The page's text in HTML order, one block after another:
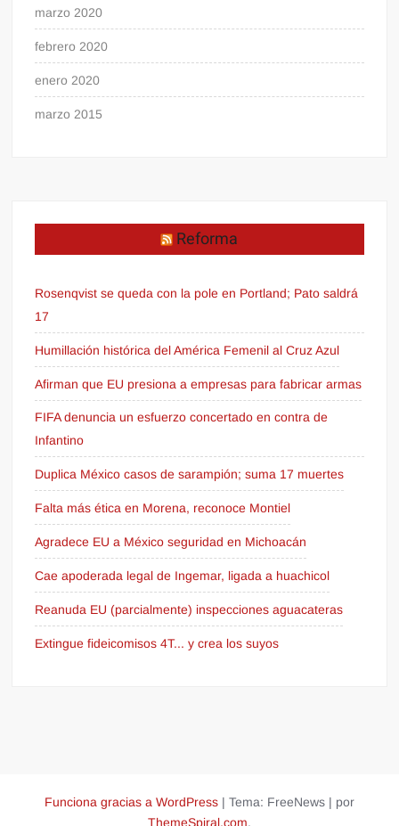
marzo 2020
febrero 2020
enero 2020
marzo 2015
Reforma
Rosenqvist se queda con la pole en Portland; Pato saldrá
17
Humillación histórica del América Femenil al Cruz Azul
Afirman que EU presiona a empresas para fabricar armas
FIFA denuncia un esfuerzo concertado en contra de
Infantino
Duplica México casos de sarampión; suma 17 muertes
Falta más ética en Morena, reconoce Montiel
Agradece EU a México seguridad en Michoacán
Cae apoderada legal de Ingemar, ligada a huachicol
Reanuda EU (parcialmente) inspecciones aguacateras
Extingue fideicomisos 4T... y crea los suyos
Funciona gracias a WordPress | Tema: FreeNews | por
ThemeSpiral.com.